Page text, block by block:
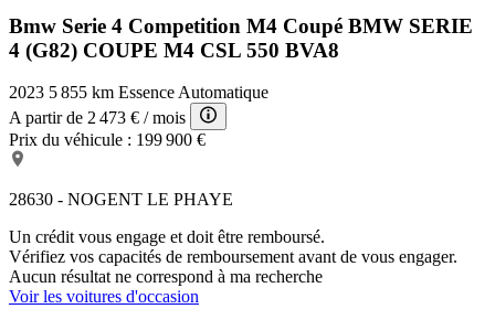
Bmw Serie 4 Competition M4 Coupé BMW SERIE
4 (G82) COUPE M4 CSL 550 BVA8
2023 5 855 km EssenceAutomatique
A partir de 2 473 € / mois
Prix du véhicule : 199 900 €
28630 - NOGENT LE PHAYE
Un crédit vous engage et doit être remboursé.
Vérifiez vos capacités de remboursement avant de vous engager.
Aucun résultat ne correspond à ma recherche
Voir les voitures d'occasion